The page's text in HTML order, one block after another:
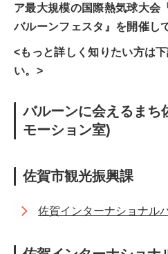
ア最大規模の国際熱気球大会
バルーンフェスタ』を開催し
<もっと詳しく知りたい方は
い。>
バルーンに会えるまち
モーション室)
佐賀市観光振興課
佐賀インターナショナル